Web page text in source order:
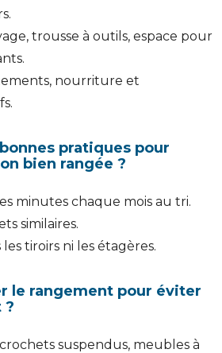
trousse à outils, espace pour
nourriture et
pratiques pour
bien rangée ?
minutes chaque mois au tri.
similaires.
tiroirs ni les étagères.
le rangement pour éviter
?
suspendus, meubles à